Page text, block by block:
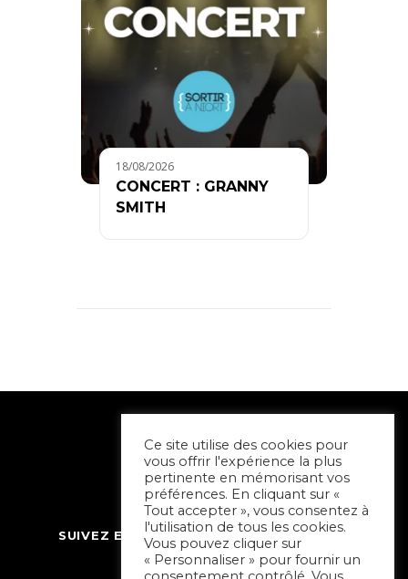
18/08/2026
CONCERT : GRANNY
SMITH
SUIVEZ ET CONTACTEZ SORTIR À NIORT
Ce site utilise des cookies pour
vous offrir l'expérience la plus
pertinente en mémorisant vos
préférences. En cliquant sur «
Tout accepter », vous consentez à
l'utilisation de tous les cookies.
Vous pouvez cliquer sur
« Personnaliser » pour fournir un